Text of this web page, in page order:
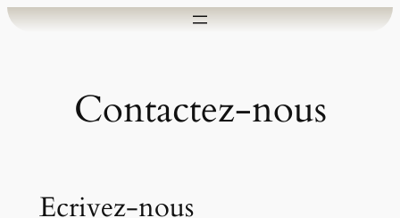
Aller
Contactez-nous
Ecrivez-nous